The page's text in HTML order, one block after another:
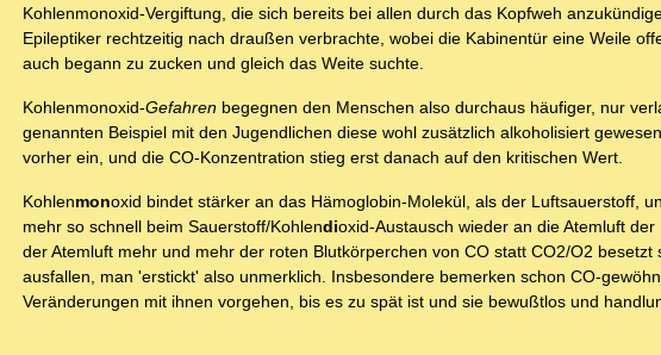
Kohlenmonoxid-Vergiftung, die sich bereits bei allen durch das Kopfweh
Epileptiker rechtzeitig nach draußen verbrachte, wobei die Kabinentür eine Weile
auch begann zu zucken und gleich das Weite suchte.
Kohlenmonoxid-Gefahren begegnen den Menschen also durchaus häufiger, nur
genannten Beispiel mit den Jugendlichen diese wohl zusätzlich alkoholisiert
vorher ein, und die CO-Konzentration stieg erst danach auf den kritischen Wert.
Kohlenmonoxid bindet stärker an das Hämoglobin-Molekül, als der Luftsauerstoff,
mehr so schnell beim Sauerstoff/Kohlendioxid-Austausch wieder an die Atemluft
der Atemluft mehr und mehr der roten Blutkörperchen von CO statt CO2/O2
ausfallen, man 'erstickt' also unmerklich. Insbesondere bemerken schon CO-
Veränderungen mit ihnen vorgehen, bis es zu spät ist und sie bewußtlos und